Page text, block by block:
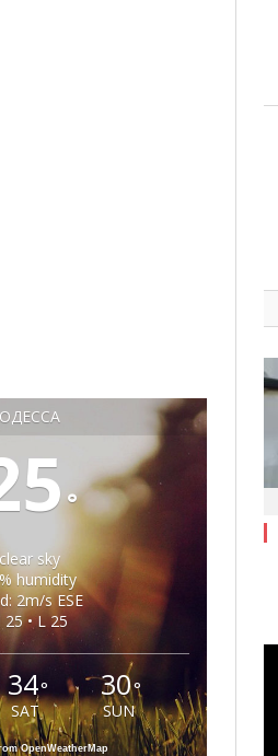
ОДЕССА
°
sky
humidity
2m/s ESE
25 • L 25
34°
SAT
30°
SUN
OpenWeatherMap